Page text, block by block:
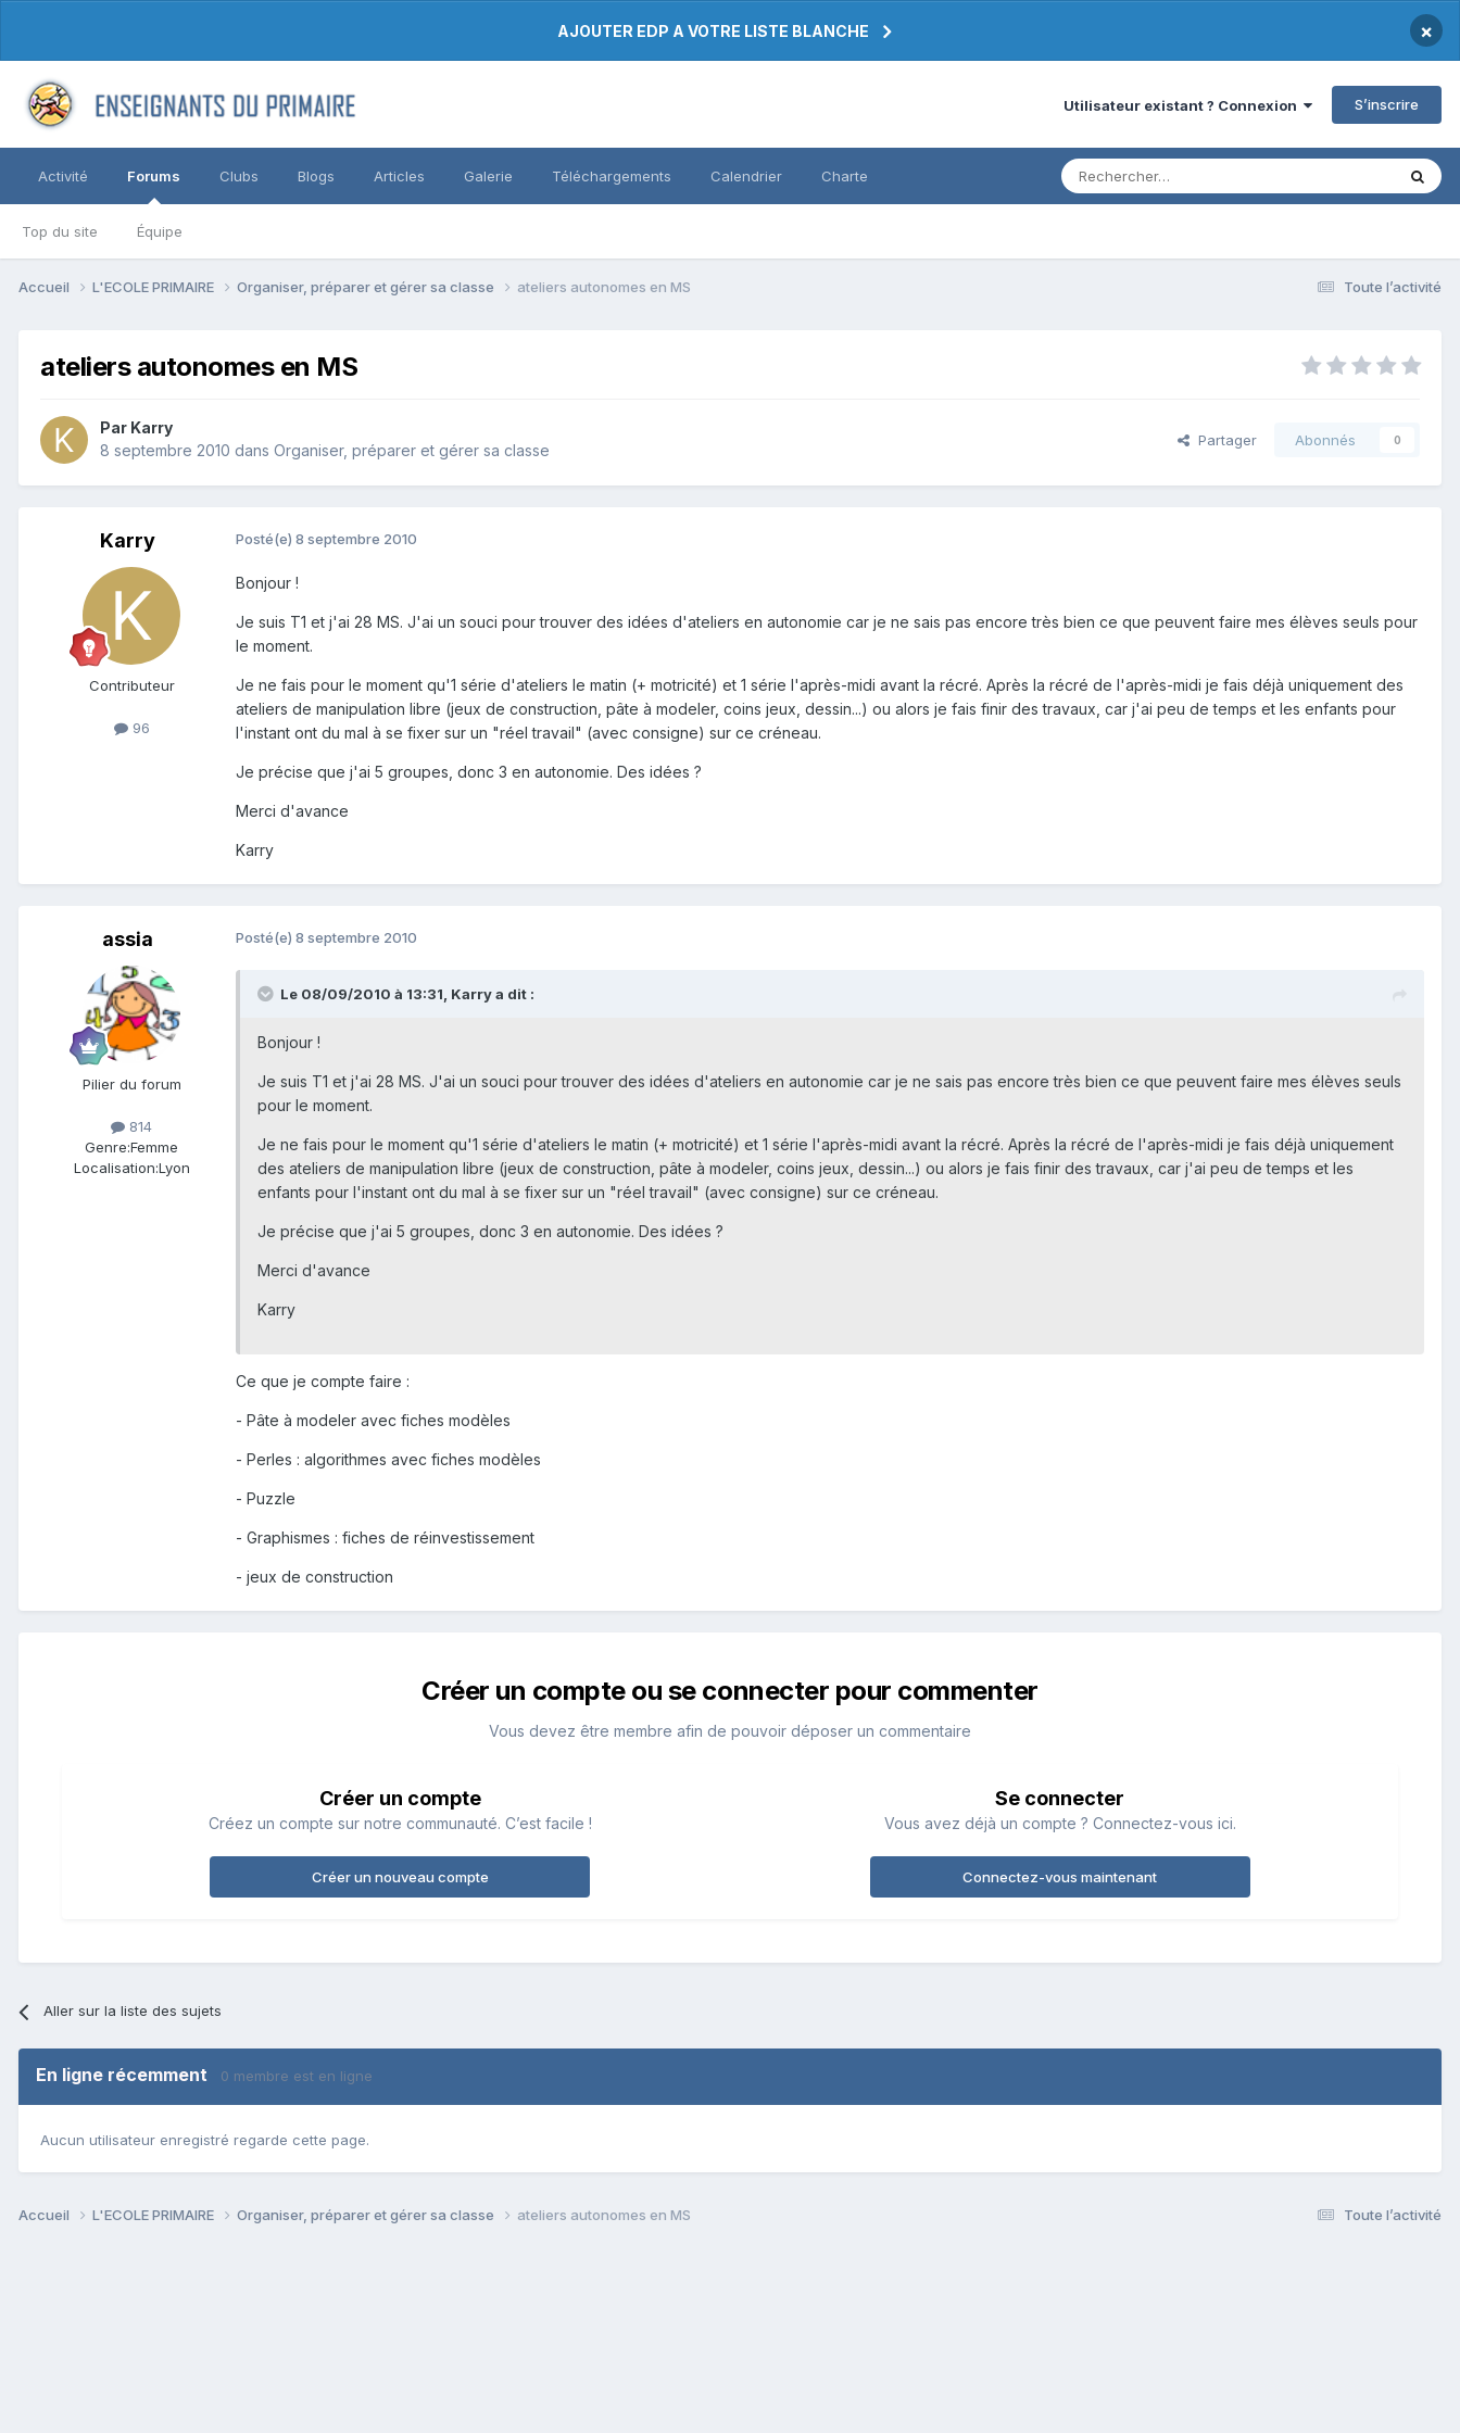
AJOUTER EDP A VOTRE LISTE BLANCHE ×
Utilisateur existant ? Connexion S’inscrire
Activité Forums
Top du site Équipe
Clubs Blogs Articles Galerie Téléchargements Calendrier Charte
Toute l’activité
Accueil L'ECOLE PRIMAIRE Organiser, préparer et gérer sa classe ateliers autonomes en MS
ateliers autonomes en MS
Par Karry
8 septembre 2010 dans Organiser, préparer et gérer sa classe
Partager Abonnés 0
Karry
Contributeur
96
Posté(e) 8 septembre 2010
Bonjour !
Je suis T1 et j'ai 28 MS. J'ai un souci pour trouver des idées d'ateliers en autonomie car je ne sais pas encore très bien ce que peuvent faire mes élèves seuls pour
le moment.
Je ne fais pour le moment qu'1 série d'ateliers le matin (+ motricité) et 1 série l'après-midi avant la récré. Après la récré de l'après-midi je fais déjà uniquement des
ateliers de manipulation libre (jeux de construction, pâte à modeler, coins jeux, dessin...) ou alors je fais finir des travaux, car j'ai peu de temps et les enfants pour
l'instant ont du mal à se fixer sur un "réel travail" (avec consigne) sur ce créneau.
Je précise que j'ai 5 groupes, donc 3 en autonomie. Des idées ?
Merci d'avance
Karry
assia
Pilier du forum
814
Genre:Femme
Localisation:Lyon
Posté(e) 8 septembre 2010
Le 08/09/2010 à 13:31, Karry a dit :
Bonjour !
Je suis T1 et j'ai 28 MS. J'ai un souci pour trouver des idées d'ateliers en autonomie car je ne sais pas encore très bien ce que peuvent faire mes élèves seuls
pour le moment.
Je ne fais pour le moment qu'1 série d'ateliers le matin (+ motricité) et 1 série l'après-midi avant la récré. Après la récré de l'après-midi je fais déjà uniquement
des ateliers de manipulation libre (jeux de construction, pâte à modeler, coins jeux, dessin...) ou alors je fais finir des travaux, car j'ai peu de temps et les
enfants pour l'instant ont du mal à se fixer sur un "réel travail" (avec consigne) sur ce créneau.
Je précise que j'ai 5 groupes, donc 3 en autonomie. Des idées ?
Merci d'avance
Karry
Ce que je compte faire :
- Pâte à modeler avec fiches modèles
- Perles : algorithmes avec fiches modèles
- Puzzle
- Graphismes : fiches de réinvestissement
- jeux de construction
Créer un compte ou se connecter pour commenter
Vous devez être membre afin de pouvoir déposer un commentaire
Créer un compte
Créez un compte sur notre communauté. C’est facile !
Créer un nouveau compte
Se connecter
Vous avez déjà un compte ? Connectez-vous ici.
Connectez-vous maintenant
Aller sur la liste des sujets
En ligne récemment 0 membre est en ligne
Aucun utilisateur enregistré regarde cette page.
Toute l’activité
Accueil L'ECOLE PRIMAIRE Organiser, préparer et gérer sa classe ateliers autonomes en MS